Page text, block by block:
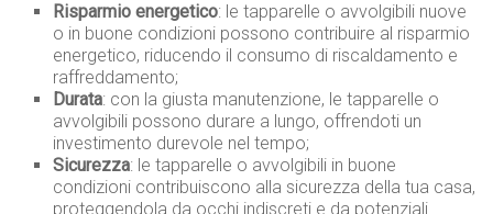
Risparmio energetico: le tapparelle o avvolgibili nuove
o in buone condizioni possono contribuire al risparmio
energetico, riducendo il consumo di riscaldamento e
raffreddamento;
Durata: con la giusta manutenzione, le tapparelle o
avvolgibili possono durare a lungo, offrendoti un
investimento durevole nel tempo;
Sicurezza: le tapparelle o avvolgibili in buone
condizioni contribuiscono alla sicurezza della tua casa,
proteggendola da occhi indiscreti e da potenziali